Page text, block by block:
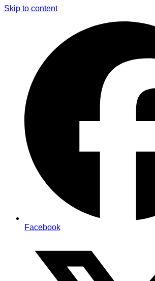
Skip to content
Facebook